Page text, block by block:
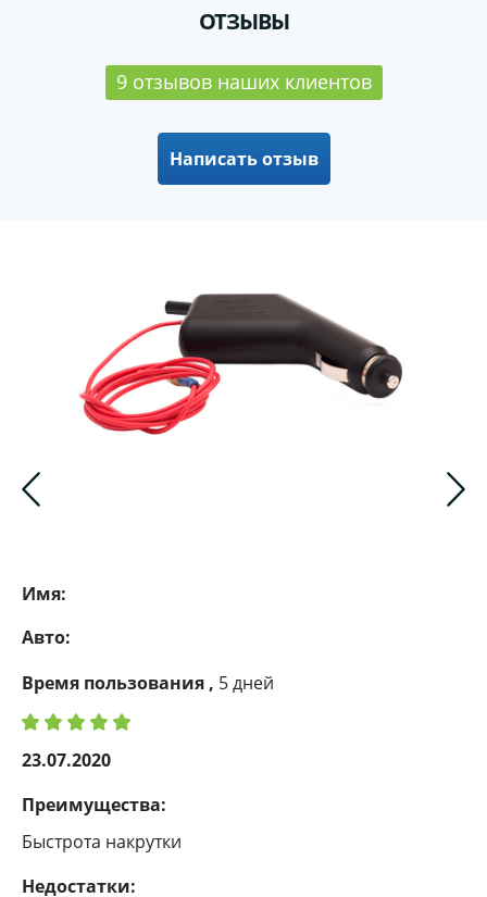
ОТЗЫВЫ
9 отзывов наших клиентов
Написать отзыв
Имя:
Авто:
Время пользования , 5 дней
23.07.2020
Преимущества:
Быстрота накрутки
Недостатки: